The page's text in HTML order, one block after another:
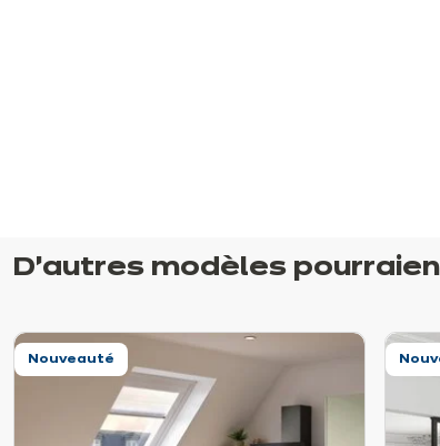
D’autres modèles
Nouveauté